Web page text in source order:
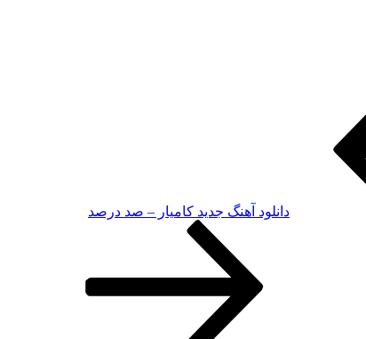
دانلود آهنگ جدید کامیار – صد درصد